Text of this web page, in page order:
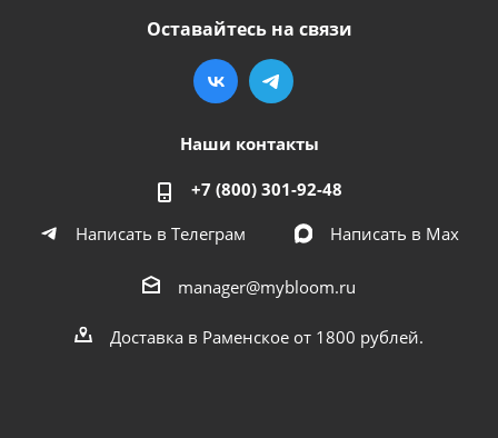
Оставайтесь на связи
Наши контакты
+7 (800) 301-92-48
Написать в Телеграм
Написать в Мах
manager@mybloom.ru
Доставка в Раменское от 1800 рублей.